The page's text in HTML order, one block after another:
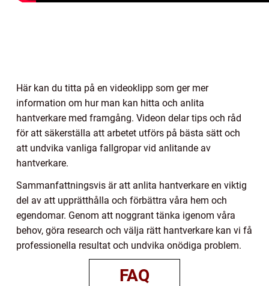
Här kan du titta på en videoklipp som ger mer
information om hur man kan hitta och anlita
hantverkare med framgång. Videon delar tips och råd
för att säkerställa att arbetet utförs på bästa sätt och
att undvika vanliga fallgropar vid anlitande av
hantverkare.
Sammanfattningsvis är att anlita hantverkare en viktig
del av att upprätthålla och förbättra våra hem och
egendomar. Genom att noggrant tänka igenom våra
behov, göra research och välja rätt hantverkare kan vi få
professionella resultat och undvika onödiga problem.
FAQ